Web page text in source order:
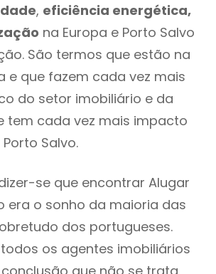
, eficiência energética,
na Europa e Porto Salvo
São termos que estão na
e que fazem cada vez mais
do setor imobiliário e da
tem cada vez mais impacto
Salvo.
se que encontrar Alugar
era o sonho da maioria das
dos portugueses.
os agentes imobiliários